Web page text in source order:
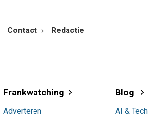
Contact Redactie
Frankwatching
Adverteren
Blog
AI & Tech